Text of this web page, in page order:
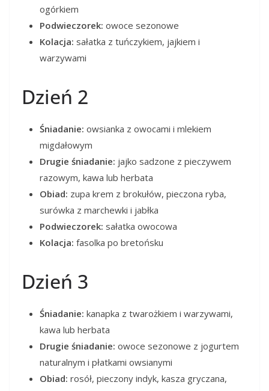
ogórkiem
Podwieczorek: owoce sezonowe
Kolacja: sałatka z tuńczykiem, jajkiem i
warzywami
Dzień 2
Śniadanie: owsianka z owocami i mlekiem
migdałowym
Drugie śniadanie: jajko sadzone z pieczywem
razowym, kawa lub herbata
Obiad: zupa krem z brokułów, pieczona ryba,
surówka z marchewki i jabłka
Podwieczorek: sałatka owocowa
Kolacja: fasolka po bretońsku
Dzień 3
Śniadanie: kanapka z twarożkiem i warzywami,
kawa lub herbata
Drugie śniadanie: owoce sezonowe z jogurtem
naturalnym i płatkami owsianymi
Obiad: rosół, pieczony indyk, kasza gryczana,